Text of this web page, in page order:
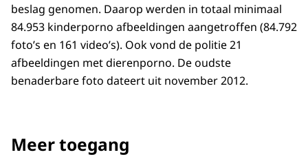
beslag genomen. Daarop werden in totaal minimaal
84.953 kinderporno afbeeldingen aangetroffen (84.792
foto’s en 161 video’s). Ook vond de politie 21
afbeeldingen met dierenporno. De oudste
benaderbare foto dateert uit november 2012.
Meer toegang